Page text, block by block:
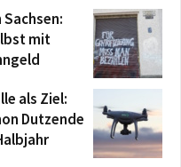
mit
als Ziel:
Dutzende